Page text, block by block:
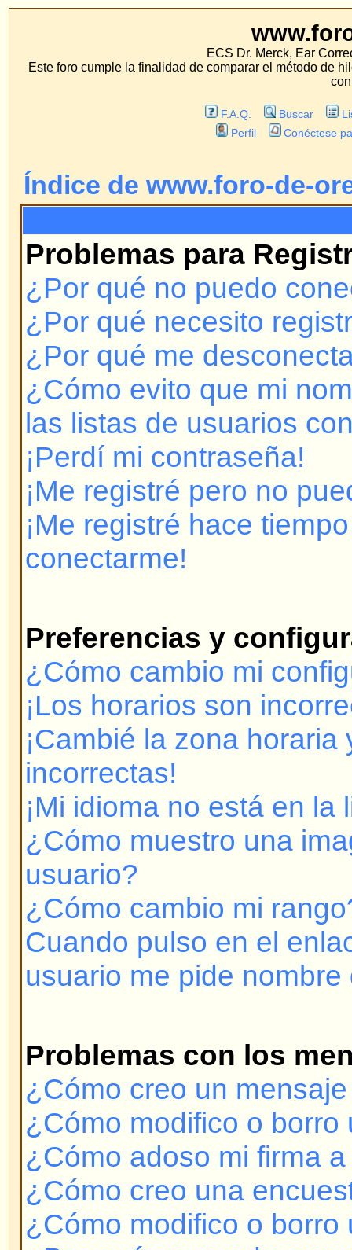
www.foro-de-
ECS Dr. Merck, Ear Correction System,
Este foro cumple la finalidad de comparar el método de hilo con los
con estos métodos.
Lista de Miembros
Índice de www.foro-de-orejas.com
Problemas para Registrarse y
¿Por qué necesito registrarme?
¿Por qué me desconecta
¿Cómo evito que mi nombre de
las listas de usuarios
¡Perdí mi contraseña!
¡Me registré pero no puedo
¡Me registré hace tiempo pero
conectarme!
Preferencias y configuración
¿Cómo cambio mi
¡Los horarios son incorrectos!
¡Cambié la zona horaria y las
¡Mi idioma no está en la lista!
¿Cómo muestro una imagen
usuario?
¿Cómo cambio mi rango?
Cuando pulso en el enlace para
usuario me pide nombre de
Problemas con los mensajes
¿Cómo creo un mensaje en un
¿Cómo modifico o borro un
¿Cómo adoso mi firma a mis
¿Cómo creo una encuesta?
¿Cómo modifico o borro una
¿Por qué no puedo acceder a
¿Por qué no puedo votar en
Formatos y tipos de temas
¿Qué es BBCode?
¿Puedo usar HTML?
¿Qué son los emoticonos o
¿Puedo colocar imágenes en
¿Qué son los Anuncios?
¿Qué son los Temas
¿Qué son los Temas